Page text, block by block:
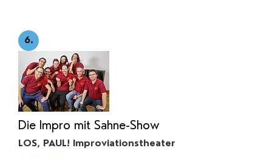
6.
Die Impro mit Sahne-Show
LOS, PAUL! Improviationstheater